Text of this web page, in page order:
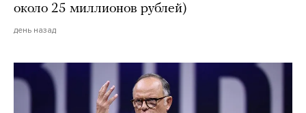
около 25 миллионов рублей)
день назад